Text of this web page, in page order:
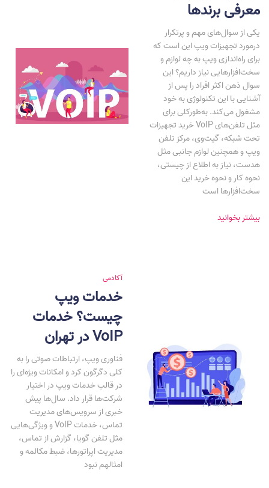
معرفی برندها
یکی از سوال‌های مهم و پرتکرار
درمورد تجهیزات ویپ این است که
برای راه‌اندازی ویپ به چه لوازم و
سخت‌افزارهایی نیاز داریم؟ این
سوال ذهن اکثر افراد را پس از
آشنایی با این تکنولوژی به خود
مشغول می‌کند. به‌طورکلی برای
خرید تجهیزات VoIP مثل تلفن‌های
تحت شبکه، گیت‌وی، مرکز تلفن
ویپ و همچنین لوازم جانبی مثل
هدست، نیاز به اطلاع از چیستی،
نحوه کار و نحوه خرید این
سخت‌افزارها است
بیشتر بخوانید
آکادمی
خدمات ویپ
چیست؟ خدمات
VoIP در تهران
فناوری ویپ، ارتباطات صوتی را به
کلی دگرگون کرد و امکانات ویژه‌ای را
در قالب خدمات ویپ در اختیار
شرکت‌ها قرار داد. سال‌ها پیش
خبری از سرویس‌های مدیریت
تماس، خدمات VoIP و ویژگی‌هایی
مثل تلفن گویا، گزارش از تماس،
مدیریت اپراتورها، ضبط مکالمه و
امثالهم نبود